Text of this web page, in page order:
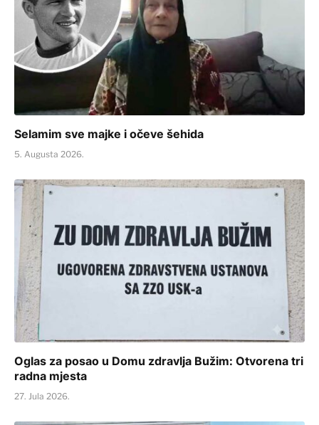
Selamim sve majke i očeve šehida
5. Augusta 2026.
Oglas za posao u Domu zdravlja Bužim: Otvorena tri
radna mjesta
27. Jula 2026.